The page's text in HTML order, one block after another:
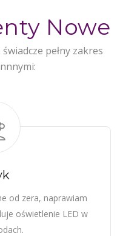
Nowe
pełny zakres
od zera, naprawiam
oświetlenie LED w